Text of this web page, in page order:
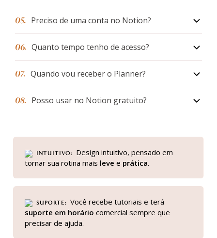
05. Preciso de uma conta no Notion?
06. Quanto tempo tenho de acesso?
07. Quando vou receber o Planner?
08. Posso usar no Notion gratuito?
INTUITIVO
Design intuitivo, pensado em
tornar sua rotina mais leve e prática.
SUPORTE
Você recebe tutoriais e terá
suporte em horário comercial sempre que
precisar de ajuda.